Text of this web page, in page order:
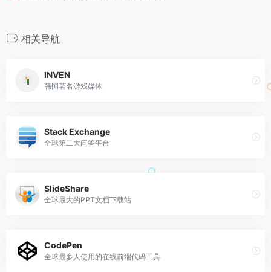
相关导航
INVEN
韩国著名游戏媒体
Stack Exchange
全球第二大问答平台
SlideShare
全球最大的PPT文档下载站
CodePen
全球最多人使用的在线前端代码工具